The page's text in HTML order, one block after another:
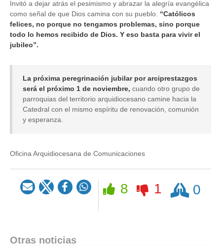
Invitó a dejar atrás el pesimismo y abrazar la alegría evangélica
como señal de que Dios camina con su pueblo. “Católicos
felices, no porque no tengamos problemas, sino porque
todo lo hemos recibido de Dios. Y eso basta para vivir el
jubileo”.
La próxima peregrinación jubilar por arciprestazgos
será el próximo 1 de noviembre, cuando otro grupo de
parroquias del territorio arquidiocesano camine hacia la
Catedral con el mismo espíritu de renovación, comunión
y esperanza.
Oficina Arquidiocesana de Comunicaciones
8 1
Rezar 0
Otras noticias